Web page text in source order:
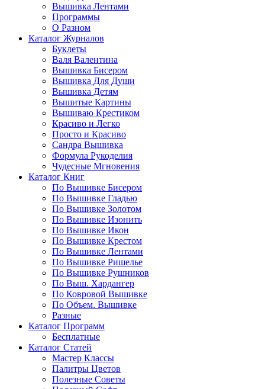
Вышивка Лентами
Программы
О Разном
Каталог Журналов
Буклеты
Валя Валентина
Вышивка Бисером
Вышивка Для Души
Вышивка Детям
Вышитые Картины
Вышиваю Крестиком
Красиво и Легко
Просто и Красиво
Сандра Вышивка
Формула Рукоделия
Чудесные Мгновения
Каталог Книг
По Вышивке Бисером
По Вышивке Гладью
По Вышивке Золотом
По Вышивке Изонить
По Вышивке Икон
По Вышивке Крестом
По Вышивке Лентами
По Вышивке Ришелье
По Вышивке Рушников
По Выш. Хардангер
По Ковровой Вышивке
По Объем. Вышивке
Разные
Каталог Программ
Бесплатные
Каталог Статей
Мастер Классы
Палитры Цветов
Полезные Советы